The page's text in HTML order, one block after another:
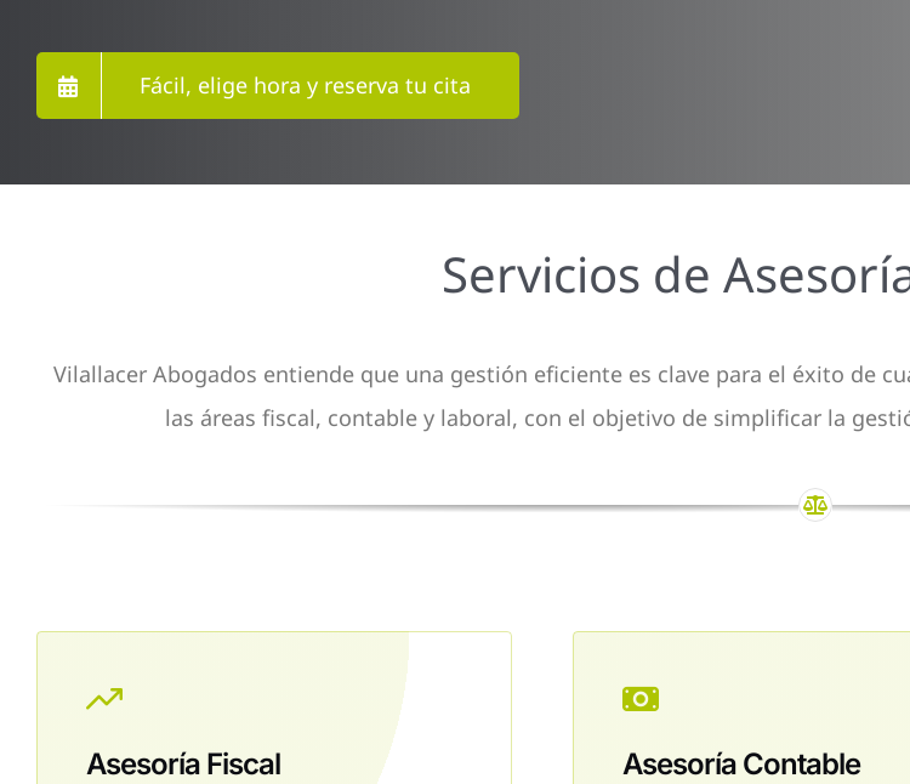
Fácil, elige hora y reserva tu cita
Servicios de
Vilallacer Abogados entiende que una gestión eficiente es clave para el éxito de
las áreas fiscal, contable y laboral, con el objetivo de simplificar la
Asesoría Fiscal Asesoría Contable